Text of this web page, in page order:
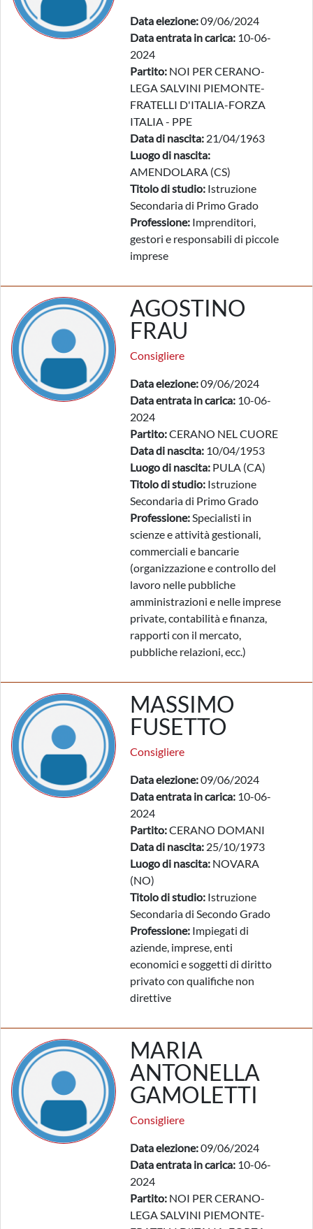
Data elezione:09/06/2024
Data entrata in carica: 10-06-
2024
Partito: NOI PER CERANO-
LEGA SALVINI PIEMONTE-
FRATELLI D'ITALIA-FORZA
ITALIA - PPE
Data di nascita: 21/04/1963
Luogo di nascita:
AMENDOLARA (CS)
Titolo di studio: Istruzione
Secondaria di Primo Grado
Professione: Imprenditori,
gestori e responsabili di piccole
imprese
AGOSTINO
FRAU
Consigliere
Data elezione:09/06/2024
Data entrata in carica: 10-06-
2024
Partito:CERANO NEL CUORE
Data di nascita: 10/04/1953
Luogo di nascita: PULA (CA)
Titolo di studio: Istruzione
Secondaria di Primo Grado
Professione:Specialisti in
scienze e attività gestionali,
commerciali e bancarie
(organizzazione e controllo del
lavoro nelle pubbliche
amministrazioni e nelle imprese
private, contabilità e finanza,
rapporti con il mercato,
pubbliche relazioni, ecc.)
MASSIMO
FUSETTO
Consigliere
Data elezione:09/06/2024
Data entrata in carica: 10-06-
2024
Partito:CERANO DOMANI
Data di nascita: 25/10/1973
Luogo di nascita: NOVARA
(NO)
Titolo di studio: Istruzione
Secondaria di Secondo Grado
Professione: Impiegati di
aziende, imprese, enti
economici e soggetti di diritto
privato con qualifiche non
direttive
MARIA
ANTONELLA
GAMOLETTI
Consigliere
Data elezione:09/06/2024
Data entrata in carica: 10-06-
2024
Partito: NOI PER CERANO-
LEGA SALVINI PIEMONTE-